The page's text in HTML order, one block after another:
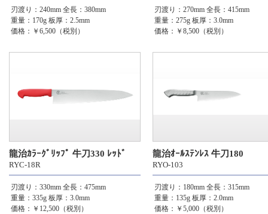
刃渡り：240mm 全長：380mm
重量：170g 板厚：2.5mm
価格：￥6,500（税別）
刃渡り：270mm 全長：415mm
重量：275g 板厚：3.0mm
価格：￥8,500（税別）
龍治ｶﾗｰｸﾞﾘｯﾌﾟ 牛刀330 ﾚｯﾄﾞ
RYC-18R
刃渡り：330mm 全長：475mm
重量：335g 板厚：3.0mm
価格：￥12,500（税別）
龍治ｵｰﾙｽﾃﾝﾚｽ 牛刀180
RYO-103
刃渡り：180mm 全長：315mm
重量：135g 板厚：2.0mm
価格：￥5,000（税別）